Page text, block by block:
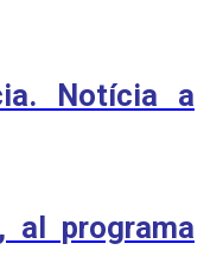
Notícia a
al programa